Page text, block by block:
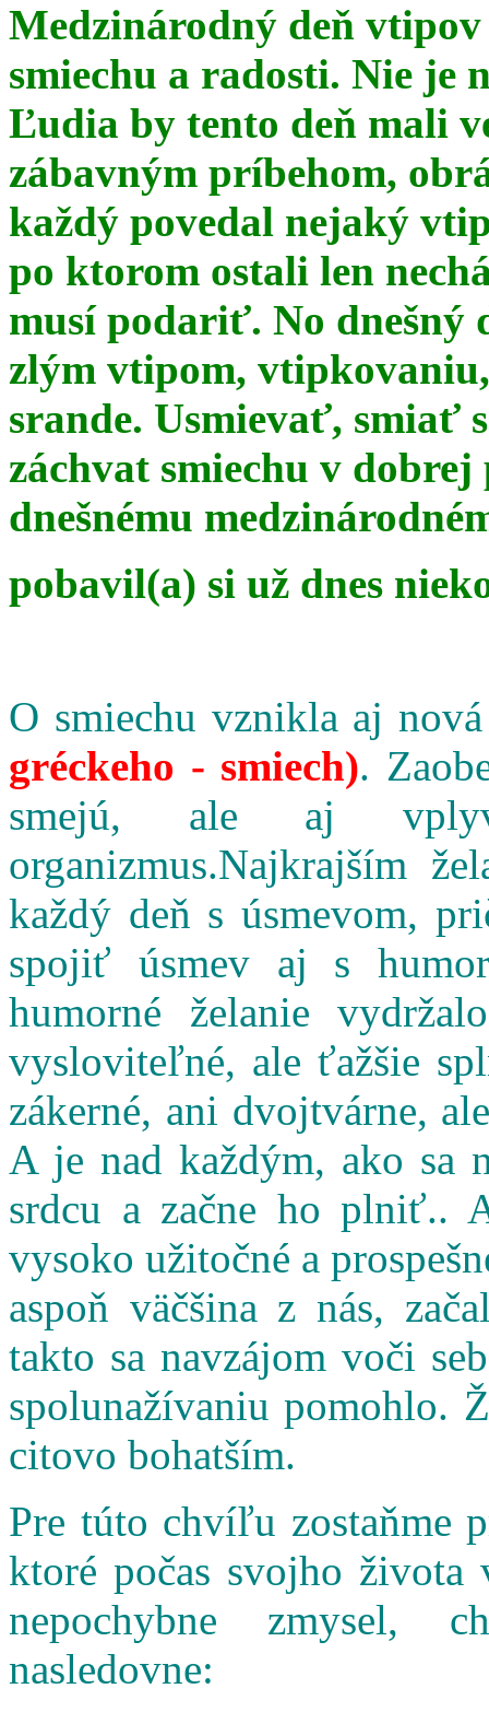
Medzinárodný deň
smiechu a radosti. Nie je
Ľudia by tento deň mali
zábavným príbehom,
každý povedal nejaký
po ktorom ostali len
musí podariť. No dnešný
zlým vtipom,
srande. Usmievať, smiať
záchvat smiechu v
dnešnému
pobavil(a) si už dnes
O smiechu vznikla aj
gréckeho - smiech).
smejú, ale aj
organizmus.Najkrajším
každý deň s úsmevom,
spojiť úsmev aj s
humorné želanie
vysloviteľné, ale ťažšie
zákerné, ani dvojtvárne,
A je nad každým, ako sa
srdcu a začne ho plniť..
vysoko užitočné a
aspoň väčšina z nás,
takto sa navzájom voči
spolunažívaniu pomohlo.
citovo bohatším.
Pre túto chvíľu zostaňme
ktoré počas svojho
nepochybne zmysel,
nasledovne: